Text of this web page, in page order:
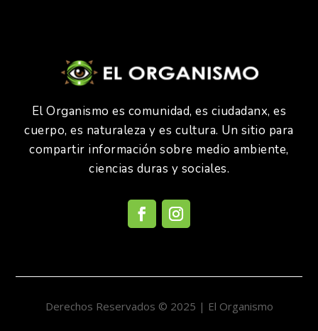
El Organismo es comunidad, es ciudadanx, es
cuerpo, es naturaleza y es cultura. Un sitio para
compartir información sobre medio ambiente,
ciencias duras y sociales.
Derechos Reservados © 2025 | El Organismo